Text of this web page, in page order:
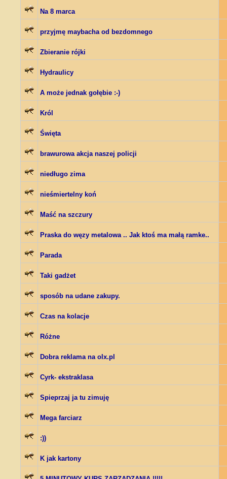
Na 8 marca
przyjmę maybacha od bezdomnego
Zbieranie rójki
Hydraulicy
A może jednak gołębie :-)
Król
Święta
brawurowa akcja naszej policji
niedługo zima
nieśmiertelny koń
Maść na szczury
Praska do węzy metalowa .. Jak ktoś ma małą ramke..
Parada
Taki gadżet
sposób na udane zakupy.
Czas na kolacje
Różne
Dobra reklama na olx.pl
Cyrk- ekstraklasa
Spieprzaj ja tu zimuję
Mega farciarz
:))
K jak kartony